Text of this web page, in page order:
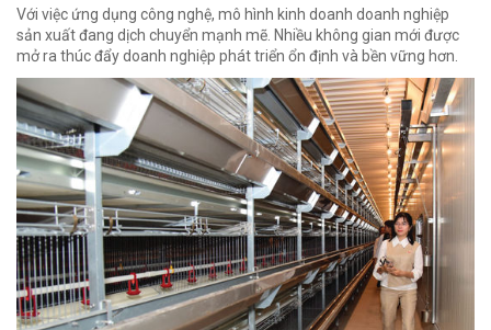
Với việc ứng dụng công nghệ, mô hình kinh doanh doanh nghiệp
sản xuất đang dịch chuyển mạnh mẽ. Nhiều không gian mới được
mở ra thúc đẩy doanh nghiệp phát triển ổn định và bền vững hơn.